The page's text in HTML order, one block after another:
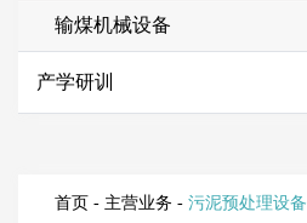
输煤机械设备
产学研训
首页 - 主营业务 - 污泥预处理设备